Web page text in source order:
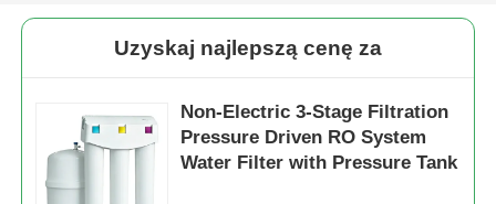
Uzyskaj najlepszą cenę za
Non-Electric 3-Stage Filtration
Pressure Driven RO System
Water Filter with Pressure Tank